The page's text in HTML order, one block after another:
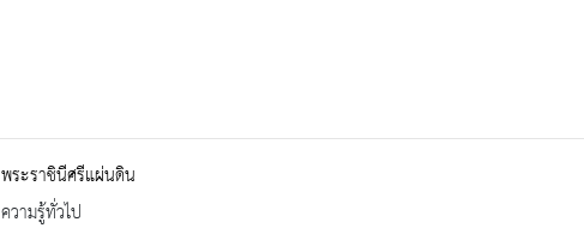
พระราชินีศรีแผ่นดิน
ความรู้ทั่วไป